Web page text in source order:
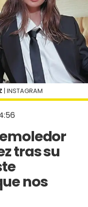
tras su
nos
| INSTAGRAM